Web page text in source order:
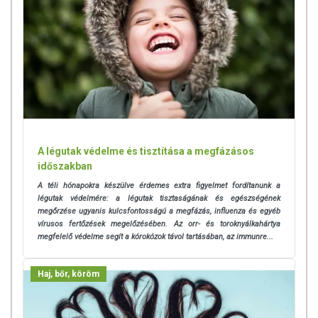
hidratál
halványítja a pigmentfoltokat
segíti az UV sugárzás okozta bőrkárosodás
regenerálódását
csökkenti a gyulladásokat
erősíti a bőr kötőszöveteit, feszesít
antibakteriális hatású
Jojobaolaj:A jojoba növény sivatagi területeken növő
cserje, amelynek magjából sajtolt olaját a kozmetikai ipar
széles körben alkalmazza. Sokoldalúsága miatt tehát igen
közkedvelt szépségápolási alapanyag, mely krémünkben is
számos bőrproblémára nyújthat megoldást.
fertőtlenítő hatású, így sikeresen alkalmazható
gyulladásgátló hatással bír
hidratál
ekcéma, pikkelysömör kezelésére is alkalmazzák
remek ellenszere a ráncoknak
A légutak védelme és tisztítása a megfázásos
időszakban
A téli hónapokra készülve érdemes extra figyelmet fordítanunk a
légutak védelmére: a légutak tisztaságának és egészségének
megőrzése ugyanis kulcsfontosságú a megfázás, influenza és egyéb
vírusos fertőzések megelőzésében. Az orr- és toroknyálkahártya
megfelelő védelme segít a kórokózok távol tartásában, az immunre...
Haj, bőr, köröm